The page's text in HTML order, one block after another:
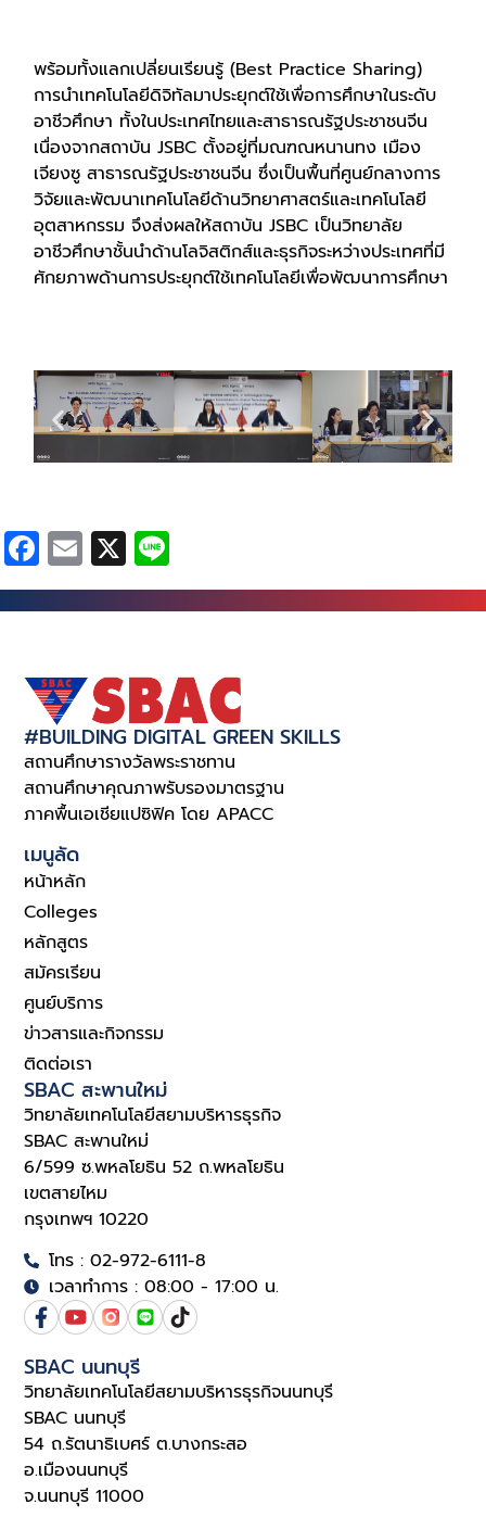
พร้อมทั้งแลกเปลี่ยนเรียนรู้ (Best Practice Sharing)
การนำเทคโนโลยีดิจิทัลมาประยุกต์ใช้เพื่อการศึกษาในระดับ
อาชีวศึกษา ทั้งในประเทศไทยและสาธารณรัฐประชาชนจีน
เนื่องจากสถาบัน JSBC ตั้งอยู่ที่มณฑณหนานทง เมือง
เจียงซู สาธารณรัฐประชาชนจีน ซึ่งเป็นพื้นที่ศูนย์กลางการ
วิจัยและพัฒนาเทคโนโลยีด้านวิทยาศาสตร์และเทคโนโลยี
อุตสาหกรรม จึงส่งผลให้สถาบัน JSBC เป็นวิทยาลัย
อาชีวศึกษาชั้นนำด้านโลจิสติกส์และธุรกิจระหว่างประเทศที่มี
ศักยภาพด้านการประยุกต์ใช้เทคโนโลยีเพื่อพัฒนาการศึกษา
Facebook
Email
X
#BUILDING DIGITAL GREEN SKILLS
สถานศึกษารางวัลพระราชทาน
สถานศึกษาคุณภาพรับรองมาตรฐาน
ภาคพื้นเอเชียแปซิฟิค โดย APACC
เมนูลัด
หน้าหลัก
Colleges
หลักสูตร
สมัครเรียน
ศูนย์บริการ
ข่าวสารและกิจกรรม
ติดต่อเรา
SBAC สะพานใหม่
วิทยาลัยเทคโนโลยีสยามบริหารธุรกิจ
SBAC สะพานใหม่
6/599 ซ.พหลโยธิน 52 ถ.พหลโยธิน
เขตสายไหม
กรุงเทพฯ 10220
โทร : 02-972-6111-8
เวลาทำการ : 08:00 - 17:00 น.
SBAC นนทบุรี
วิทยาลัยเทคโนโลยีสยามบริหารธุรกิจนนทบุรี
SBAC นนทบุรี
54 ถ.รัตนาธิเบศร์ ต.บางกระสอ
อ.เมืองนนทบุรี
จ.นนทบุรี 11000